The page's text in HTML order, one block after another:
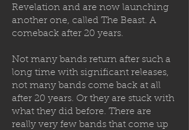
Revelation and are now launching
another one, called The Beast. A
comeback after 20 years.
Not many bands return after such a
long time with significant releases,
not many bands come back at all
after 20 years. Or they are stuck with
what they did before. There are
really very few bands that come up